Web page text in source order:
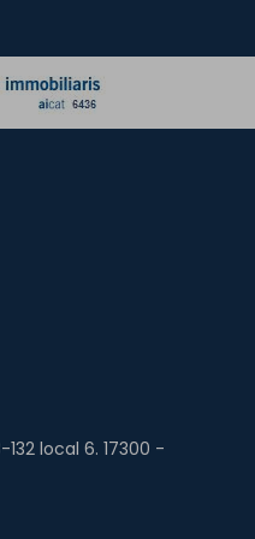
local 6. 17300 -